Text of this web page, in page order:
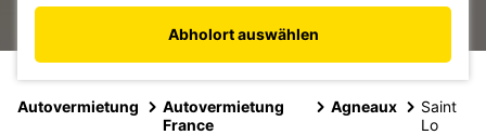
Abholort auswählen
Autovermietung
Autovermietung
France
Agneaux
Saint
Lo